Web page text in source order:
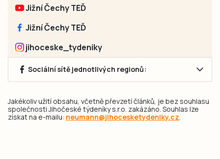
Jižní Čechy TEĎ
Jižní Čechy TEĎ
jihoceske_tydeniky
Sociální sítě jednotlivých regionů:
Jakékoliv užití obsahu, včetně převzetí článků, je bez souhlasu
společnosti Jihočeské týdeníky s.r.o. zakázáno. Souhlas lze
získat na e-mailu: neumann@jihocesketydeniky.cz